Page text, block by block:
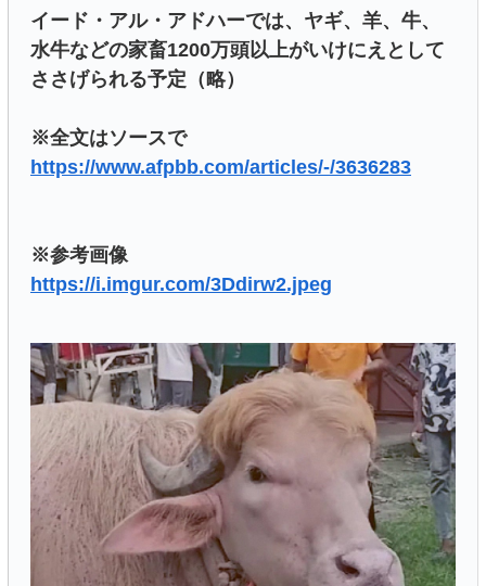
イード・アル・アドハーでは、ヤギ、羊、牛、
水牛などの家畜1200万頭以上がいけにえとして
ささげられる予定（略）
※全文はソースで
https://www.afpbb.com/articles/-/3636283
※参考画像
https://i.imgur.com/3Ddirw2.jpeg